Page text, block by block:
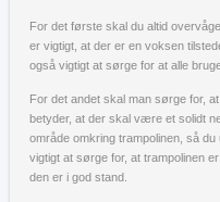
For det første skal du altid
er vigtigt, at der er en voksen
også vigtigt at sørge for at alle
For det andet skal man sørge for,
betyder, at der skal være et solidt
område omkring trampolinen, så
vigtigt at sørge for, at trampolinen
den er i god stand.